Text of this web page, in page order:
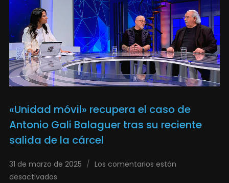
«Unidad móvil» recupera el caso de
Antonio Gali Balaguer tras su reciente
salida de la cárcel
31 de marzo de 2025
Los comentarios están
desactivados